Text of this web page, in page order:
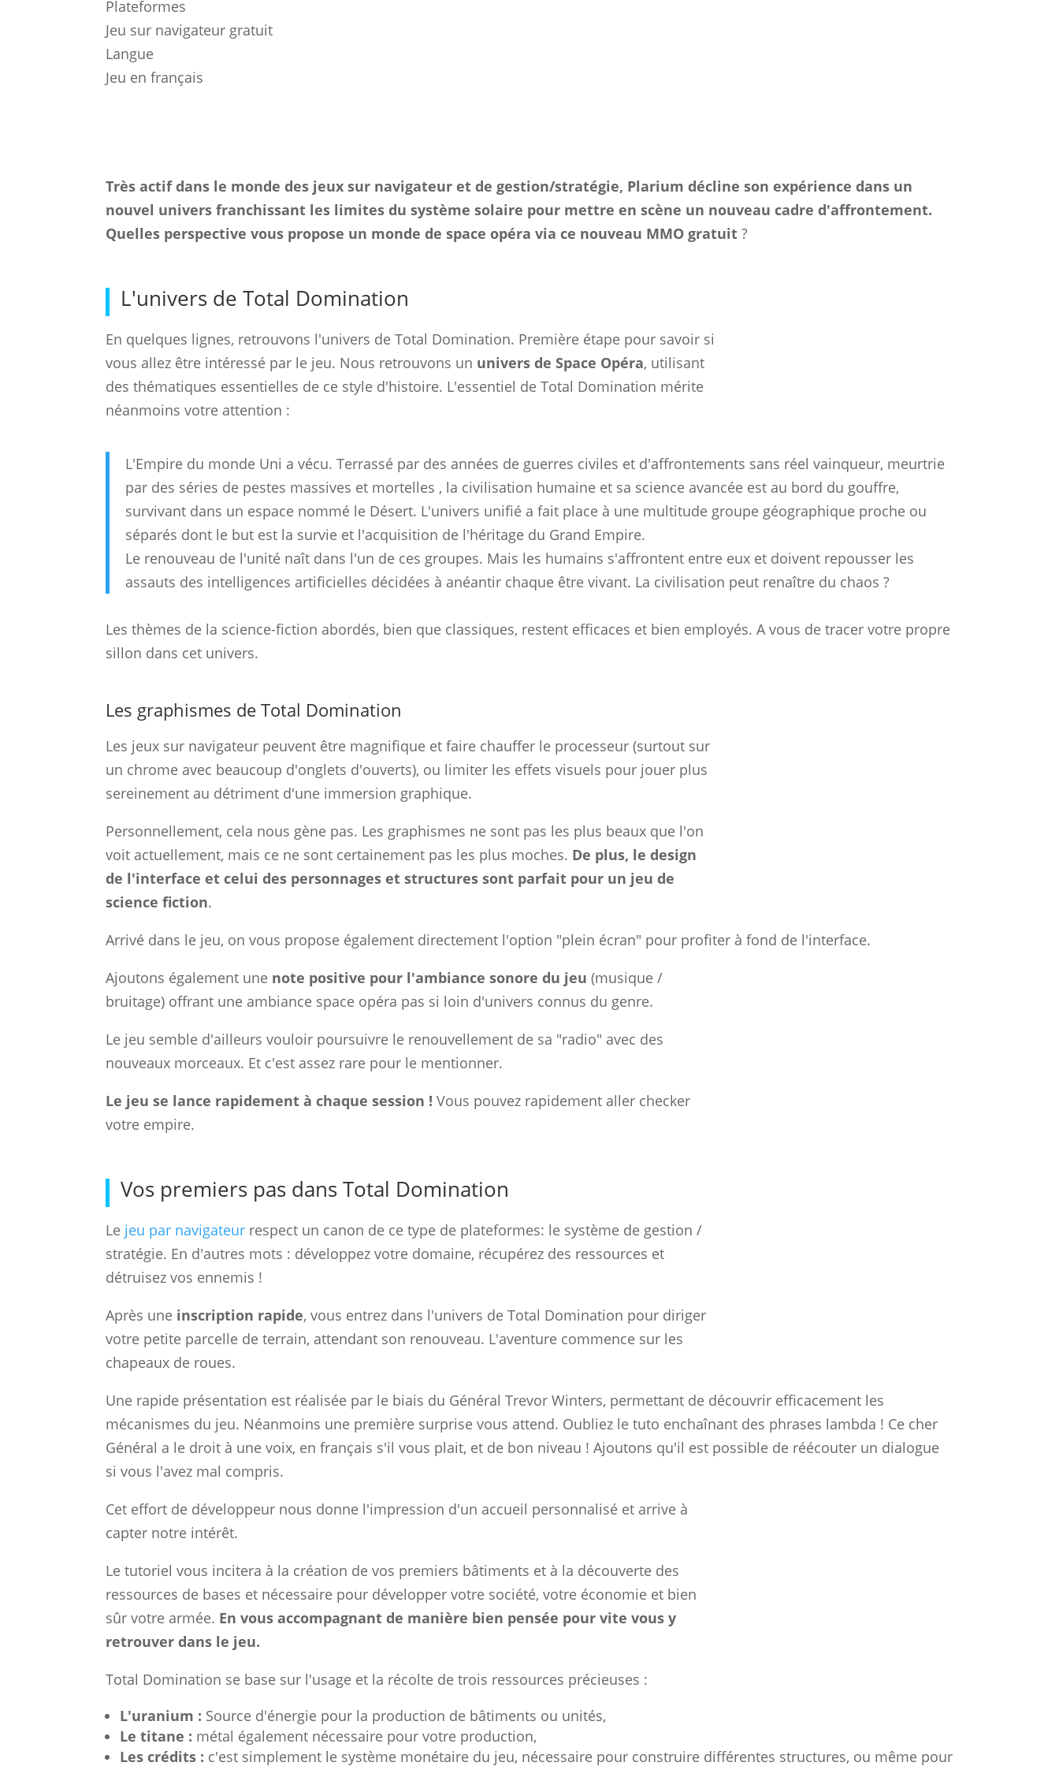
Plateformes
Jeu sur navigateur gratuit
Langue
Jeu en français
Très actif dans le monde des jeux sur navigateur et de gestion/stratégie, Plarium décline son expérience dans un
nouvel univers franchissant les limites du système solaire pour mettre en scène un nouveau cadre d'affrontement.
Quelles perspective vous propose un monde de space opéra via ce nouveau MMO gratuit ?
L'univers de Total Domination
En quelques lignes, retrouvons l'univers de Total Domination. Première étape pour savoir si
vous allez être intéressé par le jeu. Nous retrouvons un univers de Space Opéra, utilisant
des thématiques essentielles de ce style d'histoire. L'essentiel de Total Domination mérite
néanmoins votre attention :
L'Empire du monde Uni a vécu. Terrassé par des années de guerres civiles et d'affrontements sans réel vainqueur, meurtrie
par des séries de pestes massives et mortelles , la civilisation humaine et sa science avancée est au bord du gouffre,
survivant dans un espace nommé le Désert. L'univers unifié a fait place à une multitude groupe géographique proche ou
séparés dont le but est la survie et l'acquisition de l'héritage du Grand Empire.
Le renouveau de l'unité naît dans l'un de ces groupes. Mais les humains s'affrontent entre eux et doivent repousser les
assauts des intelligences artificielles décidées à anéantir chaque être vivant. La civilisation peut renaître du chaos ?
Les thèmes de la science-fiction abordés, bien que classiques, restent efficaces et bien employés. A vous de tracer votre propre
sillon dans cet univers.
Les graphismes de Total Domination
Les jeux sur navigateur peuvent être magnifique et faire chauffer le processeur (surtout sur
un chrome avec beaucoup d'onglets d'ouverts), ou limiter les effets visuels pour jouer plus
sereinement au détriment d'une immersion graphique.
Personnellement, cela nous gène pas. Les graphismes ne sont pas les plus beaux que l'on
voit actuellement, mais ce ne sont certainement pas les plus moches. De plus, le design
de l'interface et celui des personnages et structures sont parfait pour un jeu de
science fiction.
Arrivé dans le jeu, on vous propose également directement l'option "plein écran" pour profiter à fond de l'interface.
Ajoutons également une note positive pour l'ambiance sonore du jeu (musique /
bruitage) offrant une ambiance space opéra pas si loin d'univers connus du genre.
Le jeu semble d'ailleurs vouloir poursuivre le renouvellement de sa "radio" avec des
nouveaux morceaux. Et c'est assez rare pour le mentionner.
Le jeu se lance rapidement à chaque session ! Vous pouvez rapidement aller checker
votre empire.
Vos premiers pas dans Total Domination
Le jeu par navigateur respect un canon de ce type de plateformes: le système de gestion /
stratégie. En d'autres mots : développez votre domaine, récupérez des ressources et
détruisez vos ennemis !
Après une inscription rapide, vous entrez dans l'univers de Total Domination pour diriger
votre petite parcelle de terrain, attendant son renouveau. L'aventure commence sur les
chapeaux de roues.
Une rapide présentation est réalisée par le biais du Général Trevor Winters, permettant de découvrir efficacement les
mécanismes du jeu. Néanmoins une première surprise vous attend. Oubliez le tuto enchaînant des phrases lambda ! Ce cher
Général a le droit à une voix, en français s'il vous plait, et de bon niveau ! Ajoutons qu'il est possible de réécouter un dialogue
si vous l'avez mal compris.
Cet effort de développeur nous donne l'impression d'un accueil personnalisé et arrive à
capter notre intérêt.
Le tutoriel vous incitera à la création de vos premiers bâtiments et à la découverte des
ressources de bases et nécessaire pour développer votre société, votre économie et bien
sûr votre armée. En vous accompagnant de manière bien pensée pour vite vous y
retrouver dans le jeu.
Total Domination se base sur l'usage et la récolte de trois ressources précieuses :
L'uranium : Source d'énergie pour la production de bâtiments ou unités,
Le titane : métal également nécessaire pour votre production,
Les crédits : c'est simplement le système monétaire du jeu, nécessaire pour construire différentes structures, ou même pour